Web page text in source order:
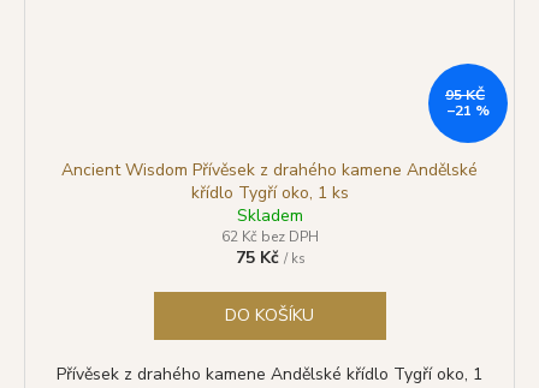
95 KČ
–21 %
Ancient Wisdom Přívěsek z drahého kamene Andělské
křídlo Tygří oko, 1 ks
Skladem
62 Kč bez DPH
75 Kč / ks
DO KOŠÍKU
Přívěsek z drahého kamene Andělské křídlo Tygří oko, 1